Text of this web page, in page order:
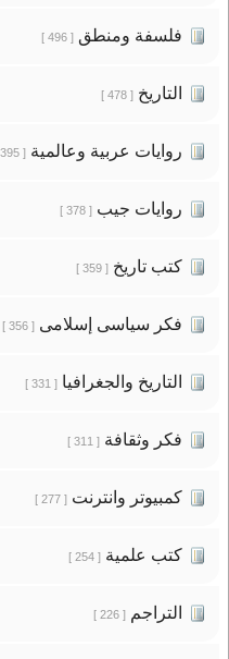
فلسفة ومنطق[ 496 ]
التاريخ[ 478 ]
روايات عربية وعالمية[ 395 ]
روايات جيب[ 378 ]
كتب تاريخ[ 359 ]
فكر سياسى إسلامى[ 356 ]
التاريخ والجغرافيا[ 331 ]
فكر وثقافة[ 311 ]
كمبيوتر وانترنت[ 277 ]
كتب علمية[ 254 ]
التراجم[ 226 ]